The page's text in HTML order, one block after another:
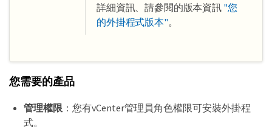
詳細資訊、請參閱的版本資訊 "您
的外掛程式版本"。
您需要的產品
管理權限：您有vCenter管理員角色權限可安裝外掛程
式。